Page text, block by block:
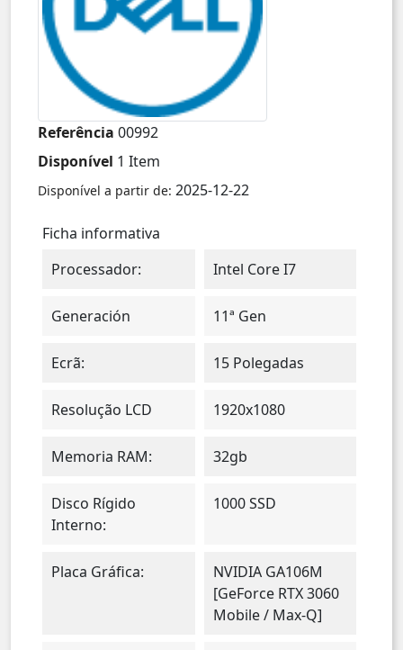
Referência 00992
Disponível 1 Item
Disponível a partir de: 2025-12-22
Ficha informativa
Processador:
Intel Core I7
Generación 11ª Gen
Ecrã: 15 Polegadas
Resolução LCD 1920x1080
Memoria RAM: 32gb
Disco Rígido
Interno:
1000 SSD
Placa Gráfica:
NVIDIA GA106M
[GeForce RTX 3060
Mobile / Max-Q]